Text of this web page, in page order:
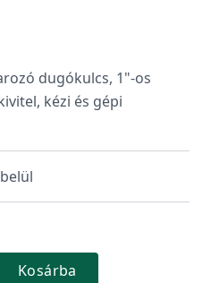
dugókulcs, 1"-os
kézi és gépi
Kosárba